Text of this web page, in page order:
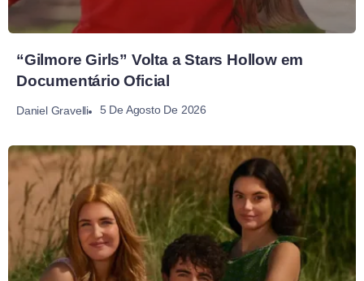
“Gilmore Girls” Volta a Stars Hollow em
Documentário Oficial
Daniel Gravelli 5 De Agosto De 2026